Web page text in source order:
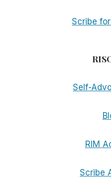
Scribe
Self-
RIM
Scribe